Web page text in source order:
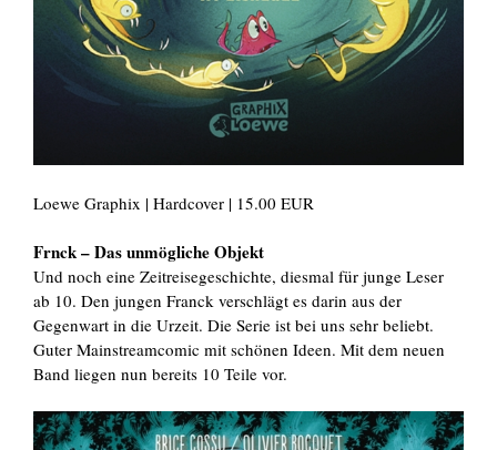
Loewe Graphix | Hardcover | 15.00 EUR
Frnck – Das unmögliche Objekt
Und noch eine Zeitreisegeschichte, diesmal für junge Leser
ab 10. Den jungen Franck verschlägt es darin aus der
Gegenwart in die Urzeit. Die Serie ist bei uns sehr beliebt.
Guter Mainstreamcomic mit schönen Ideen. Mit dem neuen
Band liegen nun bereits 10 Teile vor.